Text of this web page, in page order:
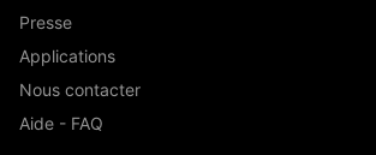
Presse
Applications
Nous contacter
Aide - FAQ